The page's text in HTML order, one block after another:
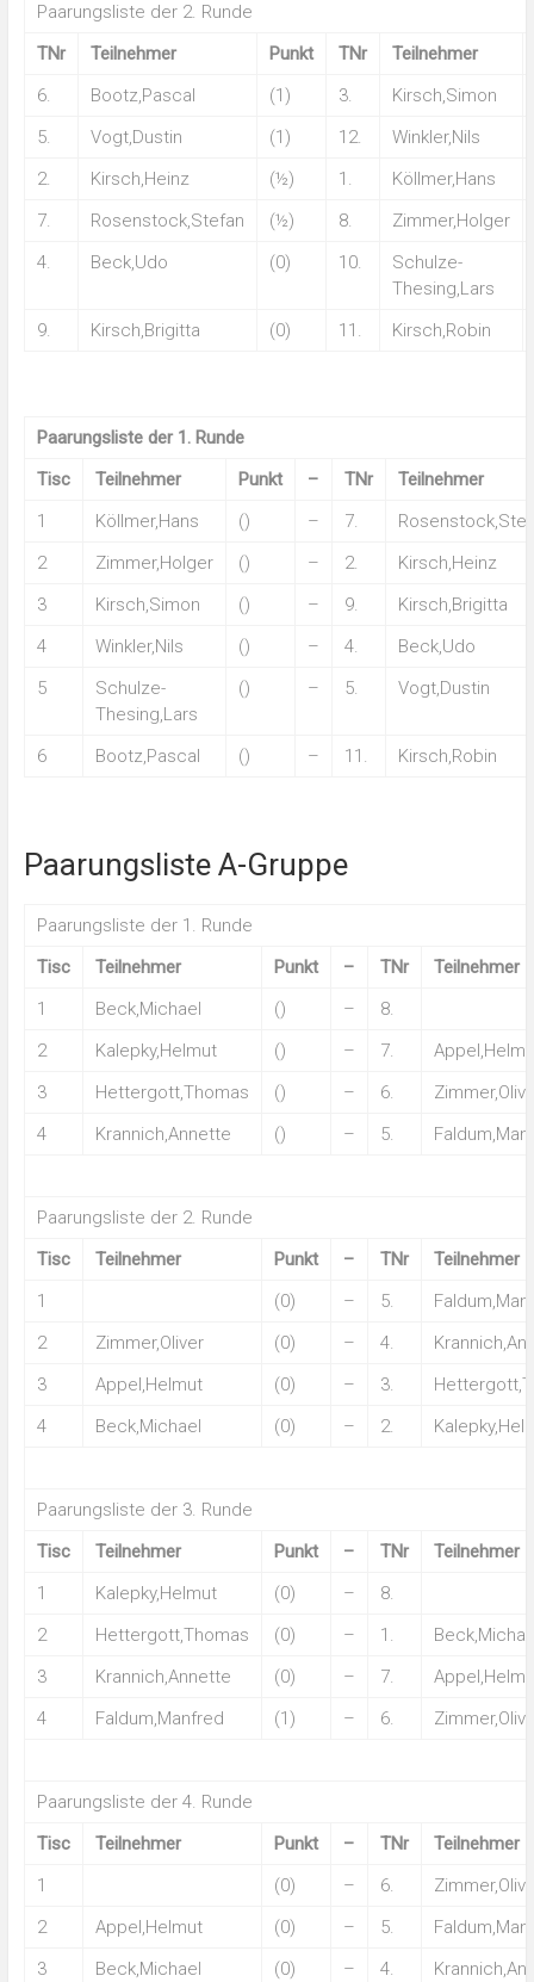
Paarungsliste der 2. Runde
TNr
Teilnehmer Punkt TNr
Teilnehmer
6.
Bootz,Pascal (1) 3.
Kirsch,Simon
5.
Vogt,Dustin (1) 12.
Winkler,Nils
2.
Kirsch,Heinz (½) 1.
Köllmer,Hans
7.
Rosenstock,Stefan (½) 8.
Zimmer,Holger
4.
Beck,Udo (0) 10.
Schulze-
Thesing,Lars
9.
Kirsch,Brigitta (0) 11. Kirsch,Robin
Paarungsliste der 1. Runde
Tisc
Teilnehmer Punkt – TNr
Teilnehmer
1
Köllmer,Hans () – 7.
2
Zimmer,Holger () – 2.
Kirsch,Heinz
3
Kirsch,Simon () – 9.
Kirsch,Brigitta
4
Winkler,Nils () – 4.
Beck,Udo
5
Schulze-
Thesing,Lars
() – 5. Vogt,Dustin
6 Bootz,Pascal () – 11. Kirsch,Robin
Paarungsliste A-Gruppe
Paarungsliste der 1. Runde
Tisc
Teilnehmer Punkt – TNr
Teilnehmer
1
Beck,Michael () –
8.
2
Kalepky,Helmut () – 7.
3
Hettergott,Thomas () – 6.
4
Krannich,Annette () – 5.
Paarungsliste der 2. Runde
Tisc
Teilnehmer Punkt – TNr
Teilnehmer
1
(0) – 5.
2
Zimmer,Oliver (0) – 4.
3
Appel,Helmut (0) – 3.
4
Beck,Michael (0) – 2.
Paarungsliste der 3. Runde
Tisc
Teilnehmer Punkt – TNr
Teilnehmer
1
Kalepky,Helmut (0) –
8.
2
Hettergott,Thomas (0) – 1.
3
Krannich,Annette (0) – 7.
4
Faldum,Manfred (1) – 6.
Paarungsliste der 4. Runde
Tisc
Teilnehmer Punkt – TNr
Teilnehmer
1
(0) – 6.
2
Appel,Helmut (0) – 5.
3
Beck,Michael (0) – 4.